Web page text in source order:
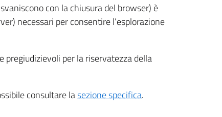
con la chiusura del browser) è
necessari per consentire l’esplorazione
per la riservatezza della
consultare lasezione specifica.